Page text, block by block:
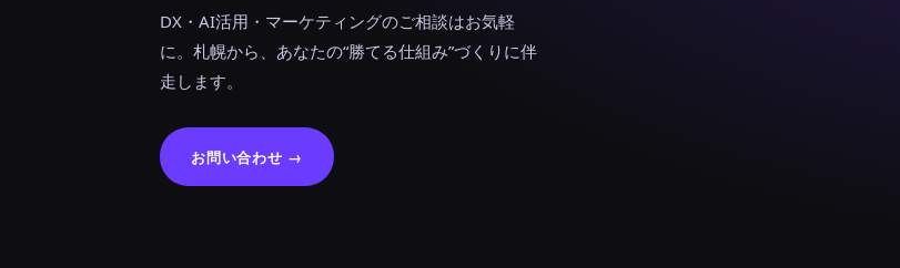
DX・AI活用・マーケティングのご相談はお気軽
に。札幌から、あなたの“勝てる仕組み”づくりに伴
走します。
お問い合わせ →